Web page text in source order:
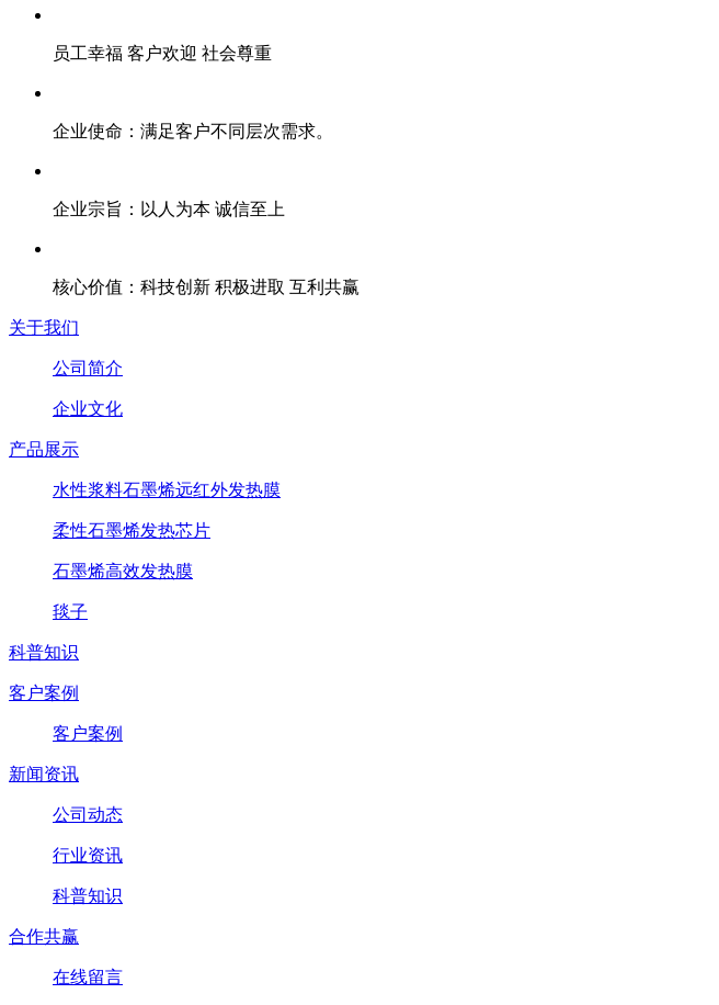
员工幸福 客户欢迎 社会尊重
企业使命：满足客户不同层次需求。
企业宗旨：以人为本 诚信至上
核心价值：科技创新 积极进取 互利共赢
关于我们
公司简介
企业文化
产品展示
水性浆料石墨烯远红外发热膜
柔性石墨烯发热芯片
石墨烯高效发热膜
毯子
科普知识
客户案例
客户案例
新闻资讯
公司动态
行业资讯
科普知识
合作共赢
在线留言